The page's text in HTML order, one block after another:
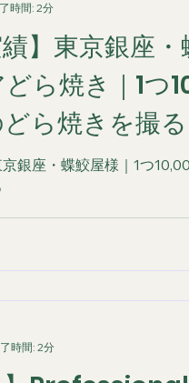
績】東京銀座
ら焼き｜1つ
ら焼きを撮る
京銀座・蝶鮫屋様｜1つ
時間: 2分
時間: 2分